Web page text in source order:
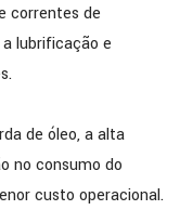
correntes de
lubrificação e
de óleo, a alta
no consumo do
custo operacional.